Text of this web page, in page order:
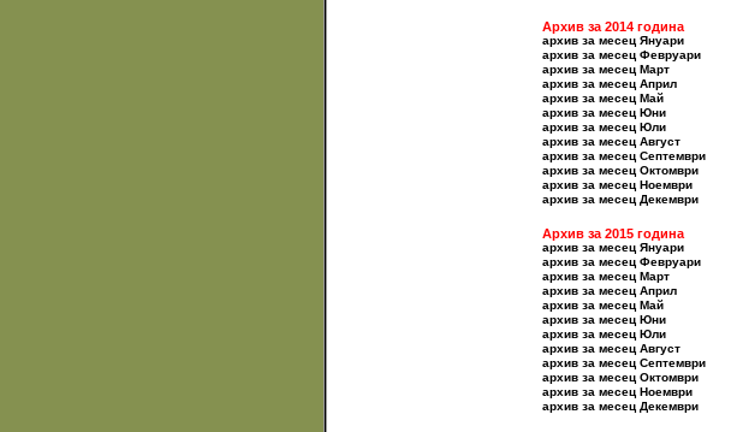
Архив за 2014 година
архив за месец Януари
архив за месец Февруари
архив за месец Март
архив за месец Април
архив за месец Май
архив за месец Юни
архив за месец Юли
архив за месец Август
архив за месец Септември
архив за месец Октомври
архив за месец Ноември
архив за месец Декември
Архив за 2015 година
архив за месец Януари
архив за месец Февруари
архив за месец Март
архив за месец Април
архив за месец Май
архив за месец Юни
архив за месец Юли
архив за месец Август
архив за месец Септември
архив за месец Октомври
архив за месец Ноември
архив за месец Декември